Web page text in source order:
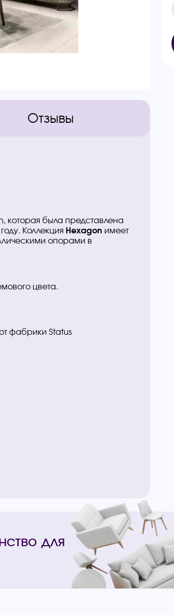
Отзывы
которая была представлена
Коллекция Hexagon имеет
опорами в
цвета.
фабрики Status
для